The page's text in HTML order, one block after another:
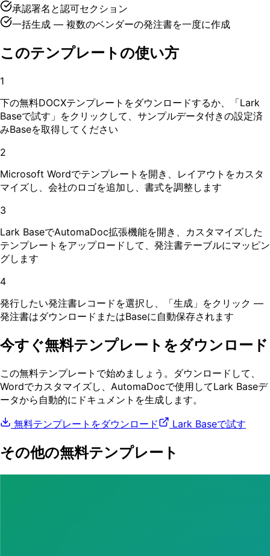
承認署名と認可セクション
一括生成 — 複数のベンダーの発注書を一度に作成
このテンプレートの使い方
1
下の無料DOCXテンプレートをダウンロードするか、「Lark
Baseで試す」をクリックして、サンプルデータ付きの設定済
みBaseを取得してください
2
Microsoft Wordでテンプレートを開き、レイアウトをカスタ
マイズし、会社のロゴを追加し、書式を調整します
3
Lark BaseでAutomaDoc拡張機能を開き、カスタマイズした
テンプレートをアップロードして、発注書テーブルにマッピン
グします
4
発行したい発注書レコードを選択し、「生成」をクリック —
発注書はダウンロードまたはBaseに自動保存されます
今すぐ無料テンプレートをダウンロード
この無料テンプレートで始めましょう。ダウンロードして、
Wordでカスタマイズし、AutomaDocで使用してLark Baseデ
ータから自動的にドキュメントを生成します。
無料テンプレートをダウンロード
Lark Baseで試す
その他の無料テンプレート